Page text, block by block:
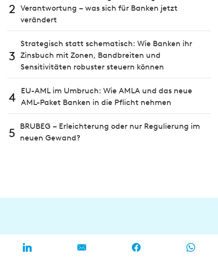
2 Verantwortung – was sich für Banken jetzt
verändert
3
Strategisch statt schematisch: Wie Banken ihr
Zinsbuch mit Zonen, Bandbreiten und
Sensitivitäten robuster steuern können
4
EU-AML im Umbruch: Wie AMLA und das neue
AML-Paket Banken in die Pflicht nehmen
5
BRUBEG – Erleichterung oder nur Regulierung im
neuen Gewand?
Kommentare